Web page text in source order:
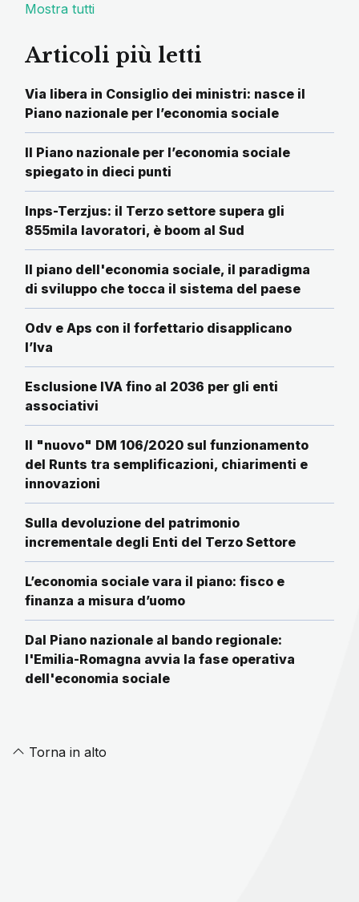
Mostra tutti
Articoli più letti
Via libera in Consiglio dei ministri: nasce il
Piano nazionale per l’economia sociale
Il Piano nazionale per l’economia sociale
spiegato in dieci punti
Inps-Terzjus: il Terzo settore supera gli
855mila lavoratori, è boom al Sud
Il piano dell'economia sociale, il paradigma
di sviluppo che tocca il sistema del paese
Odv e Aps con il forfettario disapplicano
l’Iva
Esclusione IVA fino al 2036 per gli enti
associativi
Il "nuovo" DM 106/2020 sul funzionamento
del Runts tra semplificazioni, chiarimenti e
innovazioni
Sulla devoluzione del patrimonio
incrementale degli Enti del Terzo Settore
L’economia sociale vara il piano: fisco e
finanza a misura d’uomo
Dal Piano nazionale al bando regionale:
l'Emilia-Romagna avvia la fase operativa
dell'economia sociale
Torna in alto